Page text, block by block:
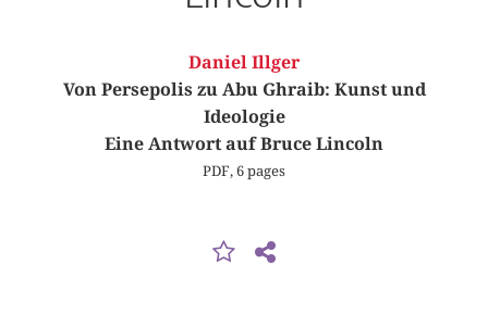
Daniel Illger
Von Persepolis zu Abu Ghraib: Kunst und
Ideologie
Eine Antwort auf Bruce Lincoln
PDF, 6 pages